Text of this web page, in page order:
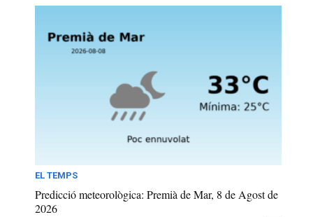
EL TEMPS
Predicció meteorològica: Premià de Mar, 8 de Agost de
2026